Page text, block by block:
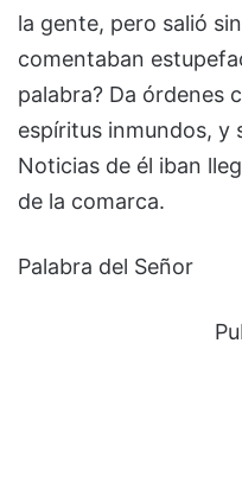
la gente, pero salió
comentaban
palabra? Da órdenes
espíritus inmundos, y
Noticias de él iban
de la comarca.
Palabra del Señor